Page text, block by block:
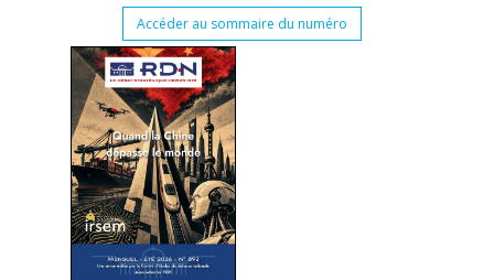
Accéder au sommaire du numéro